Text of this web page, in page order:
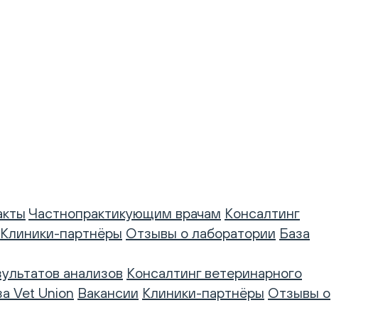
Частнопрактикующим врачам Консалтинг
Клиники-партнёры Отзывы о лаборатории База
анализов Консалтинг ветеринарного
Vet Union Вакансии Клиники-партнёры Отзывы о